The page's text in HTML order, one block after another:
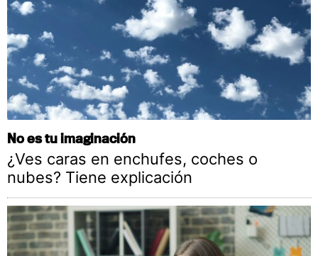
No es tu imaginación
¿Ves caras en enchufes, coches o
nubes? Tiene explicación